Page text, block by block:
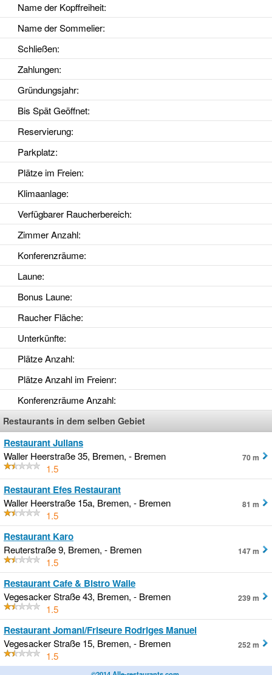
Name der Kopffreiheit:
Name der Sommelier:
Schließen:
Zahlungen:
Gründungsjahr:
Bis Spät Geöffnet:
Reservierung:
Parkplatz:
Plätze im Freien:
Klimaanlage:
Verfügbarer Raucherbereich:
Zimmer Anzahl:
Konferenzräume:
Laune:
Bonus Laune:
Raucher Fläche:
Unterkünfte:
Plätze Anzahl:
Plätze Anzahl im Freienr:
Konferenzräume Anzahl:
Restaurants in dem selben Gebiet
Restaurant Julians
Waller Heerstraße 35, Bremen, - Bremen
1.5
70 m
Restaurant Efes Restaurant
Waller Heerstraße 15a, Bremen, - Bremen
1.5
81 m
Restaurant Karo
Reuterstraße 9, Bremen, - Bremen
1.5
147 m
Restaurant Cafe & Bistro Walle
Vegesacker Straße 43, Bremen, - Bremen
1.5
239 m
Restaurant Jomani/Friseure Rodriges Manuel
Vegesacker Straße 15, Bremen, - Bremen
1.5
252 m